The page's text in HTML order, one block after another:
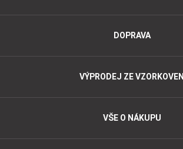
DOPRAVA
VÝPRODEJ ZE VZORKOVEN
VŠE O NÁKUPU